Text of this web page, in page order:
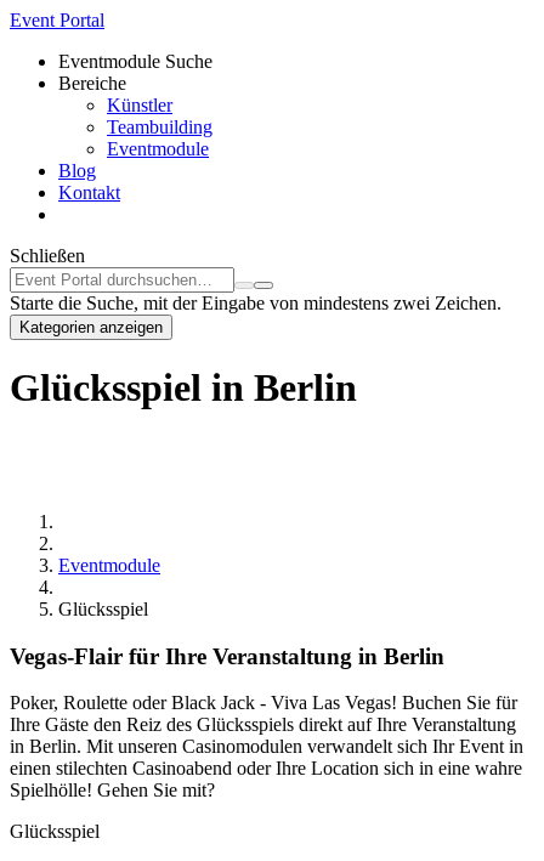
Event Portal
Eventmodule Suche
Bereiche
Künstler
Teambuilding
Eventmodule
Blog
Kontakt
Schließen
Starte die Suche, mit der Eingabe von mindestens zwei Zeichen.
Kategorien anzeigen
Glücksspiel in Berlin
Eventmodule
Glücksspiel
Vegas-Flair für Ihre Veranstaltung in Berlin
Poker, Roulette oder Black Jack - Viva Las Vegas! Buchen Sie für
Ihre Gäste den Reiz des Glücksspiels direkt auf Ihre Veranstaltung
in Berlin. Mit unseren Casinomodulen verwandelt sich Ihr Event in
einen stilechten Casinoabend oder Ihre Location sich in eine wahre
Spielhölle! Gehen Sie mit?
Glücksspiel